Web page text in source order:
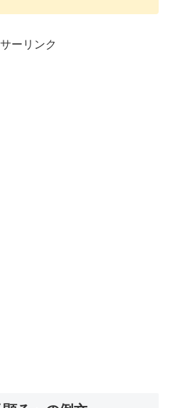
ーリンク